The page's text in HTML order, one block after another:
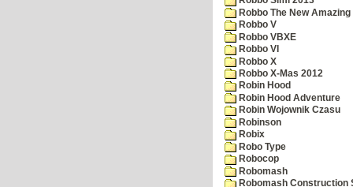
Robbo The New
Robbo V
Robbo VBXE
Robbo VI
Robbo X
Robbo X-Mas 2012
Robin Hood
Robin Hood Adventure
Robin Wojownik Czasu
Robinson
Robix
Robo Type
Robocop
Robomash
Robomash Construction